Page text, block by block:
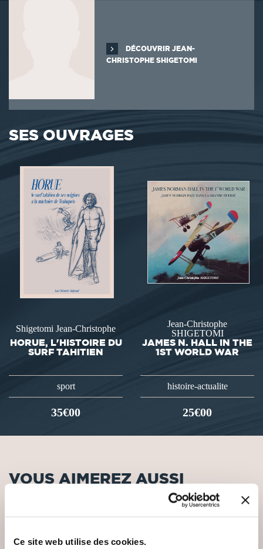
Ce site web utilise des cookies.
DÉCOUVRIR JEAN-
CHRISTOPHE SHIGETOMI
SES OUVRAGES
Shigetomi Jean-Christophe
HORUE, L'HISTOIRE DU
SURF TAHITIEN
sport
35€00
Jean-Christophe
SHIGETOMI
JAMES N. HALL IN THE
1ST WORLD WAR
histoire-actualite
25€00
VOUS AIMEREZ AUSSI